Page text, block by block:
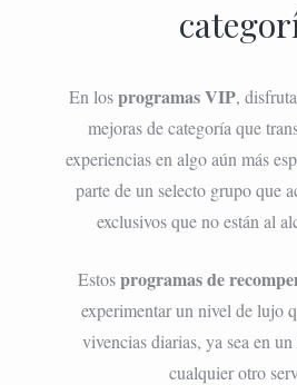
En losprogramas VIP,
mejoras de categoría que
experiencias en algo aún más
parte de un selecto grupo que
exclusivos que no están al
Estosprogramas de
experimentar un nivel de lujo
vivencias diarias, ya sea en
cualquier otro